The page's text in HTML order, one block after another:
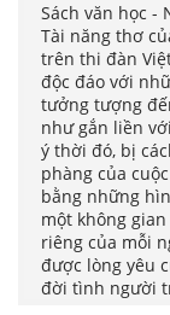
Sách văn học -
Tài năng thơ
trên thi đàn
độc đáo với
tưởng tượng
như gắn liền
ý thời đó, bị
phàng của
bằng những
một không
riêng của mỗi
được lòng yêu
đời tình người